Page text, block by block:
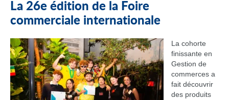
La 26e édition de la Foire
commerciale internationale
La cohorte
finissante en
Gestion de
commerces a
fait découvrir
des produits